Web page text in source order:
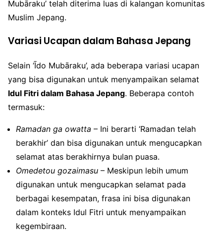
Mubāraku’ telah diterima luas di kalangan komunitas
Muslim Jepang.
Variasi Ucapan dalam Bahasa Jepang
Selain ‘Īdo Mubāraku’, ada beberapa variasi ucapan
yang bisa digunakan untuk menyampaikan selamat
Idul Fitri dalam Bahasa Jepang. Beberapa contoh
termasuk:
Ramadan ga owatta – Ini berarti ‘Ramadan telah
berakhir’ dan bisa digunakan untuk mengucapkan
selamat atas berakhirnya bulan puasa.
Omedetou gozaimasu – Meskipun lebih umum
digunakan untuk mengucapkan selamat pada
berbagai kesempatan, frasa ini bisa digunakan
dalam konteks Idul Fitri untuk menyampaikan
kegembiraan.